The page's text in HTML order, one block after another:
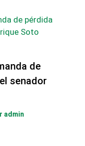
de
senador
admin